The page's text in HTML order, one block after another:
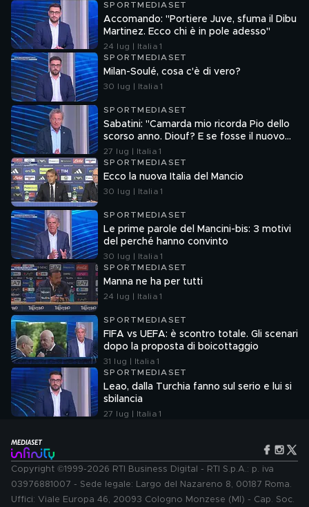
SPORTMEDIASET
Accomando: "Portiere Juve, sfuma il Dibu
Martinez. Ecco chi è in pole adesso"
24 lug | Italia 1
SPORTMEDIASET
Milan-Soulé, cosa c'è di vero?
30 lug | Italia 1
SPORTMEDIASET
Sabatini: "Camarda mio ricorda Pio dello
scorso anno. Diouf? E se fosse il nuovo
Dumfries?"
27 lug | Italia 1
SPORTMEDIASET
Ecco la nuova Italia del Mancio
30 lug | Italia 1
SPORTMEDIASET
Le prime parole del Mancini-bis: 3 motivi
del perché hanno convinto
30 lug | Italia 1
SPORTMEDIASET
Manna ne ha per tutti
24 lug | Italia 1
SPORTMEDIASET
FIFA vs UEFA: è scontro totale. Gli scenari
dopo la proposta di boicottaggio
31 lug | Italia 1
SPORTMEDIASET
Leao, dalla Turchia fanno sul serio e lui si
sbilancia
27 lug | Italia 1
Copyright ©1999-2026 RTI Business Digital - RTI S.p.A.: p. iva
03976881007 - Sede legale: Largo del Nazareno 8, 00187 Roma.
Uffici: Viale Europa 46, 20093 Cologno Monzese (MI) - Cap. Soc.